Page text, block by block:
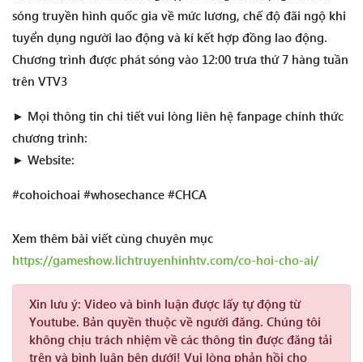
sóng truyền hình quốc gia về mức lương, chế độ đãi ngộ khi
tuyển dụng người lao động và kí kết hợp đồng lao động.
Chương trình được phát sóng vào 12:00 trưa thứ 7 hàng tuần
trên VTV3
► Mọi thông tin chi tiết vui lòng liên hệ fanpage chính thức
chương trình:
► Website:
#cohoichoai #whosechance #CHCA
Xem thêm bài viết cùng chuyên mục
https://gameshow.lichtruyenhinhtv.com/co-hoi-cho-ai/
Xin lưu ý: Video và bình luận được lấy tự động từ
Youtube. Bản quyền thuộc về người đăng. Chúng tôi
không chịu trách nhiệm về các thông tin được đăng tải
trên và bình luận bên dưới! Vui lòng phản hồi cho